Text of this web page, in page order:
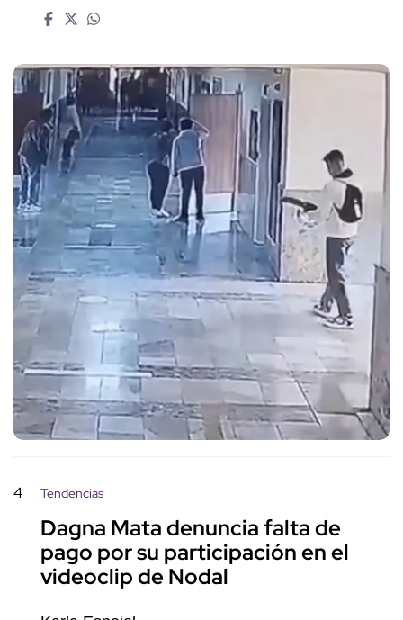
4 Tendencias
Dagna Mata denuncia falta de
pago por su participación en el
videoclip de Nodal